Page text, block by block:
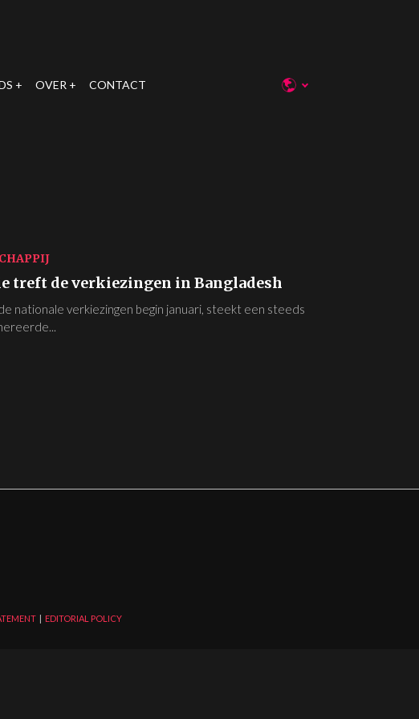
OVER CONTACT
treft de verkiezingen in Bangladesh
nationale verkiezingen begin januari, steekt een steeds
| EDITORIAL POLICY